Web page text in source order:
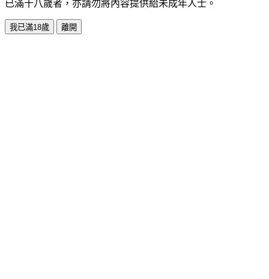
已滿十八歲者，亦請勿將內容提供給未成年人士。
我已滿18歲 離開